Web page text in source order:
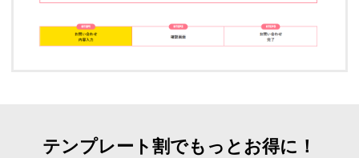
テンプレート割でもっとお得に！